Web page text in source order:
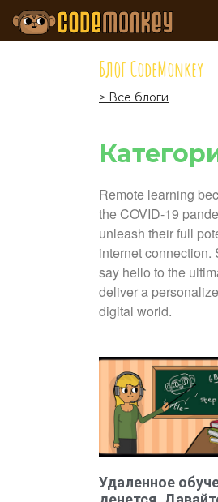
Блог CodeMonkey
> Все блоги
Remote learning
the COVID-19
unleash their full
internet
say hello to the
deliver a
digital world.
Удаленное